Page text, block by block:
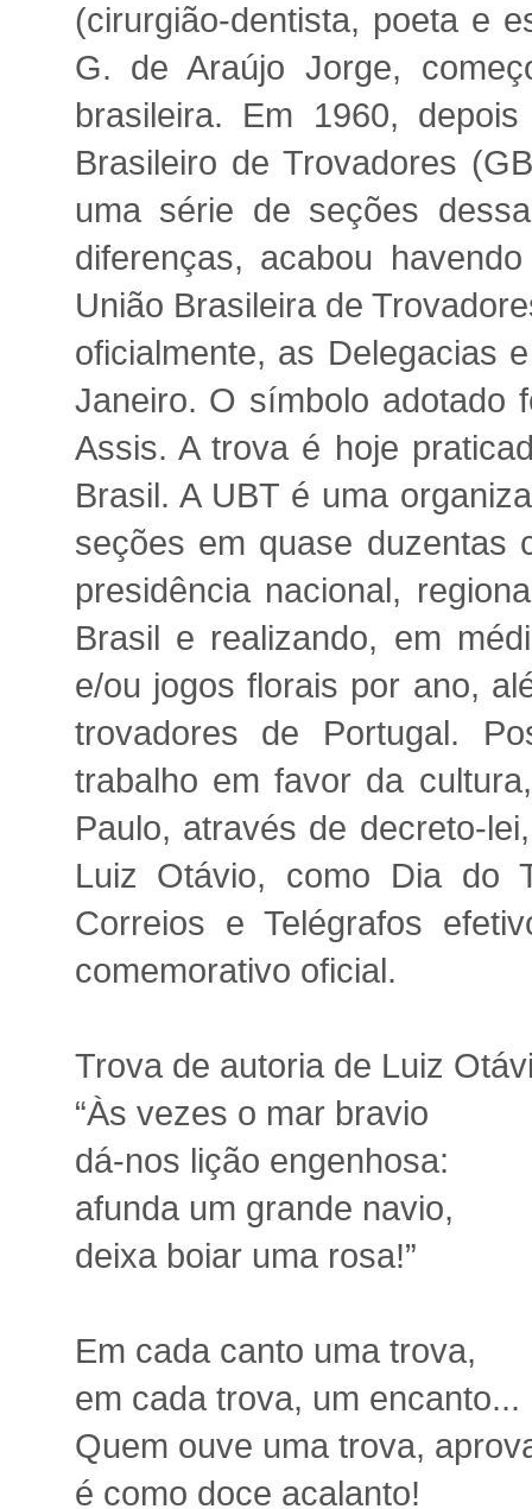
(cirurgião-dentista, poeta e
G. de Araújo Jorge,
brasileira. Em 1960,
Brasileiro de Trovadores
uma série de seções
diferenças, acabou
União Brasileira de
oficialmente, as Delegacias
Janeiro. O símbolo adotado
Assis. A trova é hoje
Brasil. A UBT é uma
seções em quase duzentas
presidência nacional,
Brasil e realizando, em
e/ou jogos florais por ano,
trovadores de Portugal.
trabalho em favor da
Paulo, através de decreto-
Luiz Otávio, como Dia do
Correios e Telégrafos
comemorativo oficial.
Trova de autoria de Luiz
“Às vezes o mar bravio
dá-nos lição engenhosa:
afunda um grande navio,
deixa boiar uma rosa!”
Em cada canto uma trova,
em cada trova, um encanto...
Quem ouve uma trova,
é como doce acalanto!